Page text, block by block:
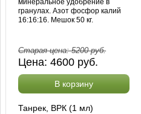
гранулах. Азот фосфор калий
16:16:16. Мешок 50 кг.
Старая цена:5200руб.
Цена:4600 руб.
В корзину
Танрек, ВРК (1 мл)